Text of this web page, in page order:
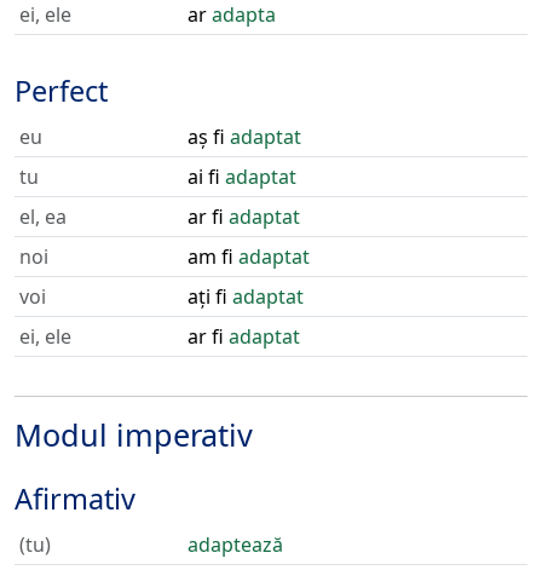
ei, ele
aradapta
Perfect
eu aș fi adaptat
tu
ai fi adaptat
el, ea
ar fi adaptat
noi
am fi adaptat
voi
ați fi adaptat
ei, ele
ar fi adaptat
Modul imperativ
Afirmativ
(tu)
adaptează